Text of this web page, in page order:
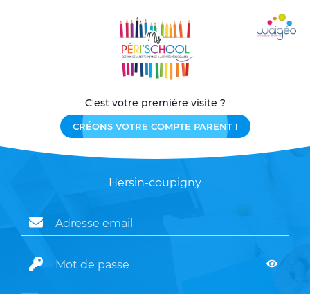
C'est votre première visite ?
CRÉONS VOTRE COMPTE PARENT !
Hersin-coupigny